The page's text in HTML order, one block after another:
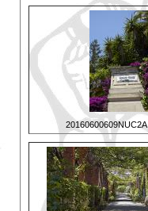
20160600609NUC2A